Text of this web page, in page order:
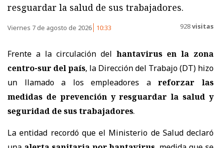
resguardar la salud de sus trabajadores.
Viernes 7 de agosto de 2026 10:33 928visitas
Frente a la circulación del hantavirus en la zona
centro-sur del país, la Dirección del Trabajo (DT) hizo
un llamado a los empleadores areforzar las
medidas de prevención y resguardar la salud y
seguridad de sus trabajadores.
La entidad recordó que el Ministerio de Salud declaró